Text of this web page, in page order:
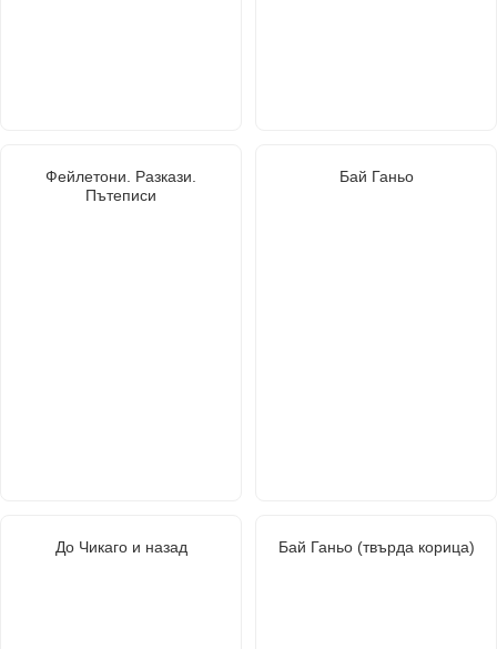
Фейлетони. Разкази.
Пътеписи
Бай Ганьо
До Чикаго и назад Бай Ганьо (твърда корица)